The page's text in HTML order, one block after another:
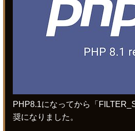
PHP8.1になってから「
奨になりました。